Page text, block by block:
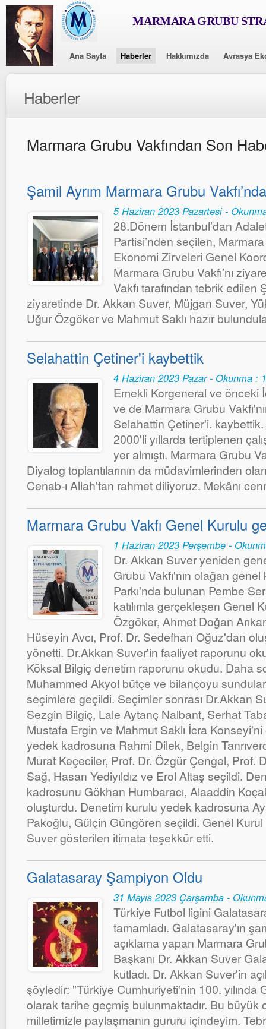
MARMARA GRUBU
Ana Sayfa Haberler Hakkımızda Avrasya
Haberler
Marmara Grubu Vakfından Son
Şamil Ayrım Marmara Grubu
5 Haziran 2023 Pazartesi -
28.Dönem İstanbul’dan
Partisi’nden seçilen,
Ekonomi Zirveleri Genel
Marmara Grubu Vakfı’nı
Vakfı tarafından tebrik edilen
ziyaretinde Dr. Akkan Suver, Müjgan Suver,
Uğur Özgöker ve Mahmut Saklı hazır
Selahattin Çetiner'i kaybettik
4 Haziran 2023 Pazar - Okunma :
Emekli Korgeneral ve önceki
ve de Marmara Grubu
Selahattin Çetiner'i.
2000'li yıllarda tertiplenen
yer almıştı. Marmara Grubu
Diyalog toplantılarının da müdavimlerinden
Cenab-ı Allah'tan rahmet diliyoruz. Mekânı
Marmara Grubu Vakfı Genel Kurulu
1 Haziran 2023 Perşembe -
Dr. Akkan Suver yeniden
Grubu Vakfı'nın olağan genel
Parkı'nda bulunan Pembe
katılımla gerçekleşen Genel
Özgöker, Ahmet Doğan
Hüseyin Avcı, Prof. Dr. Sedefhan Oğuz'dan
yönetti. Dr.Akkan Suver'in faaliyet raporunu
Köksal Bilgiç denetim raporunu okudu. Daha
Muhammed Akyol bütçe ve bilançoyu
seçimlere geçildi. Seçimler sonrası Dr.Akkan
Sezgin Bilgiç, Lale Aytanç Nalbant, Serhat
Mustafa Ergin ve Mahmut Saklı İcra
yedek kadrosuna Rahmi Dilek, Belgin
Murat Keçeciler, Prof. Dr. Özgür Çengel, Prof.
Sağ, Hasan Yediyıldız ve Erol Altaş seçildi.
kadrosunu Gökhan Humbaracı, Alaaddin
oluşturdu. Denetim kurulu yedek kadrosuna
Pakoğlu, Gülçin Güngören seçildi. Genel Kurul
Suver gösterilen itimata teşekkür etti.
Galatasaray Şampiyon Oldu
31 Mayıs 2023 Çarşamba -
Türkiye Futbol ligini
tamamladı. Galatasaray'ın
açıklama yapan Marmara
Başkanı Dr. Akkan Suver
kutladı. Dr. Akkan Suver'in
şöyledir: "Türkiye Cumhuriyeti'nin 100. yılında
olarak tarihe geçmiş bulunmaktadır. Bu büyük
milletimizle paylaşmanın gururu içindeyim.